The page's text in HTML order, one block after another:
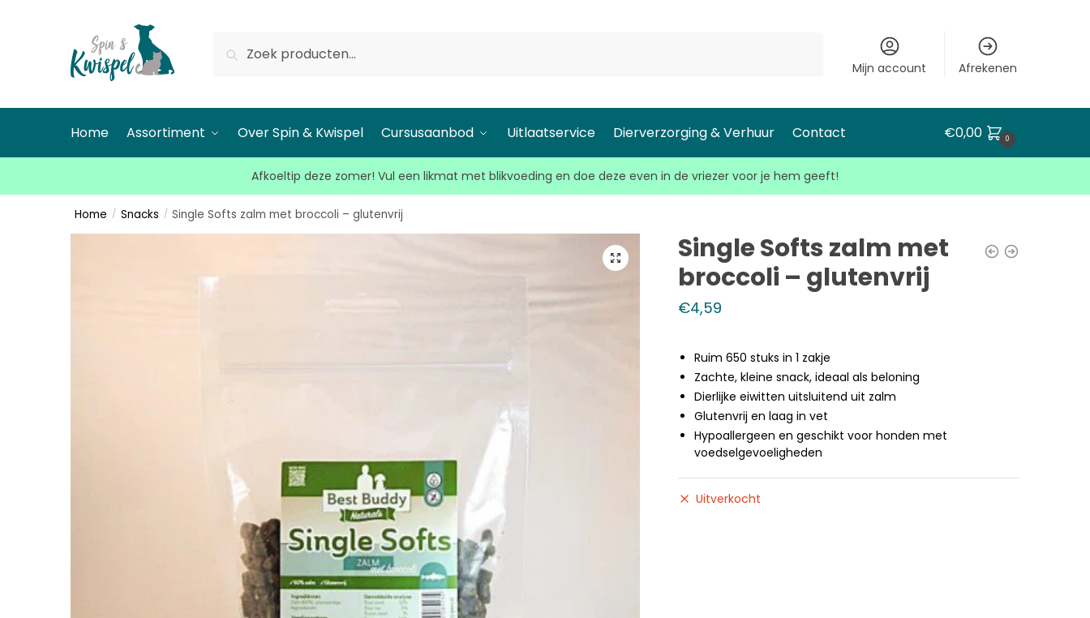
Mijn account Afrekenen
Home Assortiment Over Spin & Kwispel Cursusaanbod Uitlaatservice Dierverzorging & Verhuur Contact €0,00 0
Afkoeltip deze zomer! Vul een likmat met blikvoeding en doe deze even in de vriezer voor je hem geeft!
Home / Snacks / Single Softs zalm met broccoli – glutenvrij
Single Softs zalm met
broccoli – glutenvrij
€4,59
Ruim 650 stuks in 1 zakje
Zachte, kleine snack, ideaal als beloning
Dierlijke eiwitten uitsluitend uit zalm
Glutenvrij en laag in vet
Hypoallergeen en geschikt voor honden met
voedselgevoeligheden
Uitverkocht